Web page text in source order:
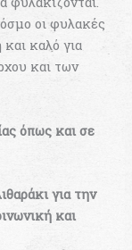
οι φυλακές
καλό για
και των
όπως και σε
για την
και